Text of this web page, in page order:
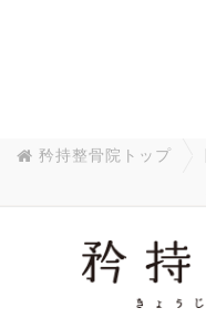
矜持整骨院トップ